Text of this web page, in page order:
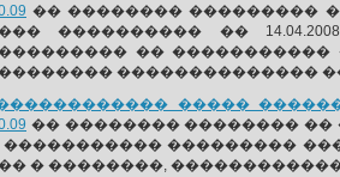
�� �������� ���������
���������� ��
��
��������������
�����
�� �������� ��������
����������� ���������
� ��������,